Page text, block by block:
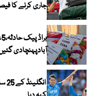
جاری کرنے کا
آبادپہنچادی